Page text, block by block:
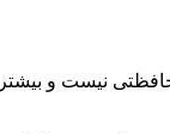
نیست و